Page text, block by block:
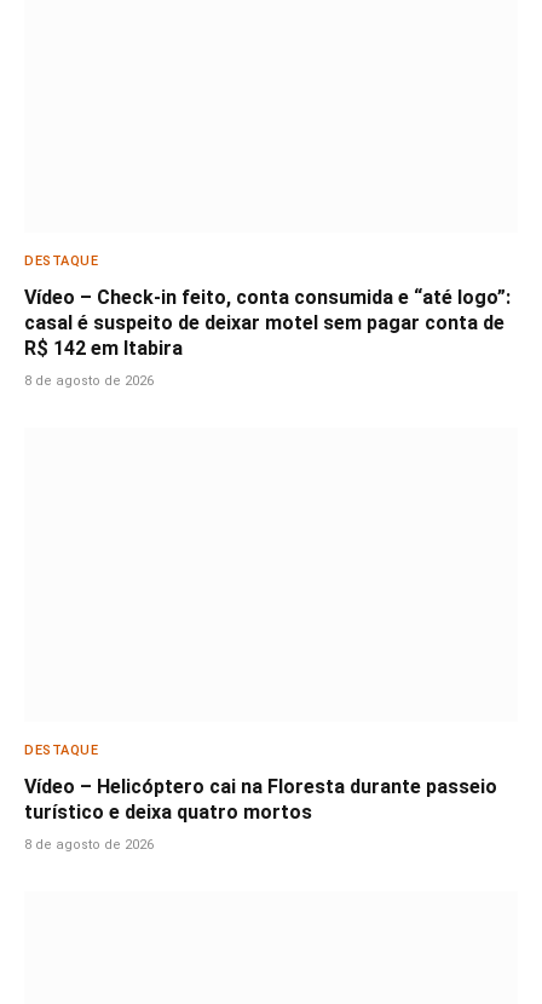
DESTAQUE
Vídeo – Check-in feito, conta consumida e “até logo”:
casal é suspeito de deixar motel sem pagar conta de
R$ 142 em Itabira
8 de agosto de 2026
DESTAQUE
Vídeo – Helicóptero cai na Floresta durante passeio
turístico e deixa quatro mortos
8 de agosto de 2026